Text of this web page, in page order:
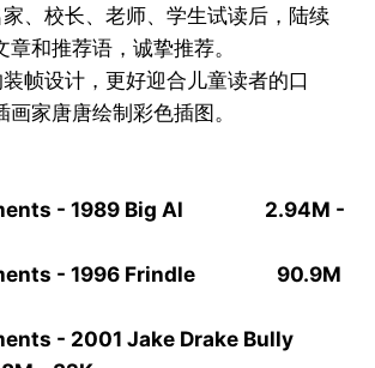
、校长、老师、学生试读后，陆续
和推荐语，诚挚推荐。
帧设计，更好迎合儿童读者的口
家唐唐绘制彩色插图。
- 1989 Big Al 2.94M -
- 1996 Frindle 90.9M
- 2001 Jake Drake Bully